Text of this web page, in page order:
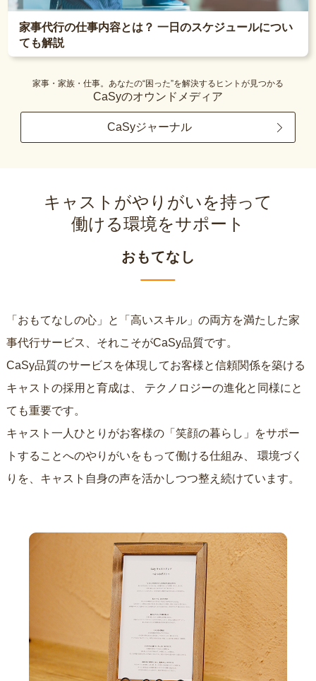
家事代行の仕事内容とは？ 一日のスケジュールについ
ても解説
家事・家族・仕事。あなたの“困った”を解決するヒントが見つかる
CaSyのオウンドメディア
CaSyジャーナル
キャストがやりがいを持って
働ける環境をサポート
おもてなし
「おもてなしの心」と「高いスキル」の両方を満たした家
事代行サービス、それこそがCaSy品質です。
CaSy品質のサービスを体現してお客様と信頼関係を築ける
キャストの採用と育成は、
ても重要です。
キャスト一人ひとりがお客様の「笑顔の暮らし」をサポー
トすることへのやりがいをもって働ける仕組み、
りを、キャスト自身の声を活かしつつ整え続けています。